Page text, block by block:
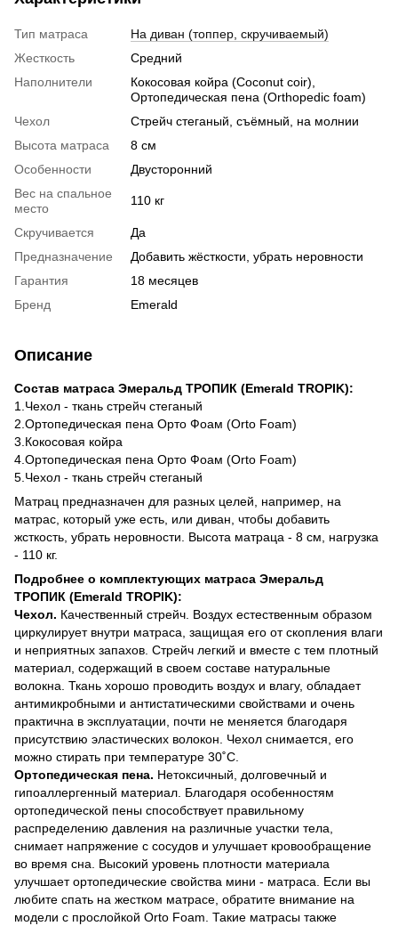
Тип матраса
На диван (топпер, скручиваемый)
Жесткость
Средний
Наполнители
Кокосовая койра (Coconut coir),
Ортопедическая пена (Orthopedic foam)
Чехол
Стрейч стеганый, съёмный, на молнии
Высота матраса
8 см
Особенности
Двусторонний
Вес на спальное
место
110 кг
Скручивается
Да
Предназначение
Добавить жёсткости, убрать неровности
Гарантия
18 месяцев
Бренд
Emerald
Описание
Состав матраса Эмеральд ТРОПИК (Emerald TROPIK):
1.Чехол - ткань стрейч стеганый
2.Ортопедическая пена Орто Фоам (Orto Foam)
3.Кокосовая койра
4.Ортопедическая пена Орто Фоам (Orto Foam)
5.Чехол - ткань стрейч стеганый
Матрац предназначен для разных целей, например, на
матрас, который уже есть, или диван, чтобы добавить
жсткость, убрать неровности. Высота матраца - 8 см, нагрузка
- 110 кг.
Подробнее о комплектующих матраса Эмеральд
ТРОПИК (Emerald TROPIK):
Чехол. Качественный стрейч. Воздух естественным образом
циркулирует внутри матраса, защищая его от скопления влаги
и неприятных запахов. Стрейч легкий и вместе с тем плотный
материал, содержащий в своем составе натуральные
волокна. Ткань хорошо проводить воздух и влагу, обладает
антимикробными и антистатическими свойствами и очень
практична в эксплуатации, почти не меняется благодаря
присутствию эластических волокон. Чехол снимается, его
можно стирать при температуре 30˚С.
Ортопедическая пена. Нетоксичный, долговечный и
гипоаллергенный материал. Благодаря особенностям
ортопедической пены способствует правильному
распределению давления на различные участки тела,
снимает напряжение с сосудов и улучшает кровообращение
во время сна. Высокий уровень плотности материала
улучшает ортопедические свойства мини - матраса. Если вы
любите спать на жестком матрасе, обратите внимание на
модели с прослойкой Orto Foam. Такие матрасы также